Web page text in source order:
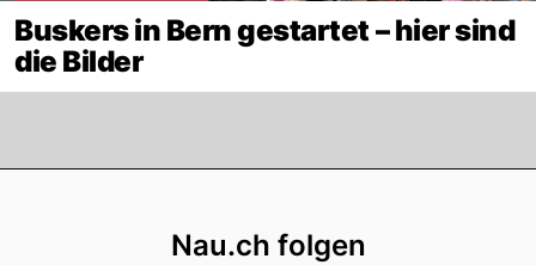
Buskers in Bern gestartet – hier sind
die Bilder
Nau.ch folgen